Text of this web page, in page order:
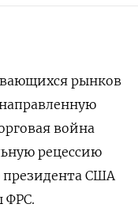
рынков
война
рецессию
президента США
ФРС.